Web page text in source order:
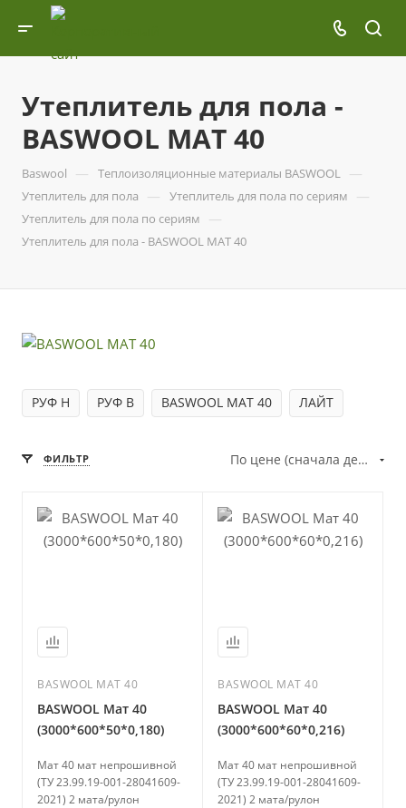
Утеплитель для пола -
BASWOOL МАТ 40
Baswool — Теплоизоляционные материалы BASWOOL —
Утеплитель для пола — Утеплитель для пола по сериям —
Утеплитель для пола по сериям —
Утеплитель для пола - BASWOOL МАТ 40
РУФ Н РУФ В BASWOOL МАТ 40 ЛАЙТ
ФИЛЬТР По цене (сначала дешёвые)
BASWOOL МАТ 40
BASWOOL Мат 40
(3000*600*50*0,180)
Мат 40 мат непрошивной
(ТУ 23.99.19-001-28041609-
2021) 2 мата/рулон
BASWOOL МАТ 40
BASWOOL Мат 40
(3000*600*60*0,216)
Мат 40 мат непрошивной
(ТУ 23.99.19-001-28041609-
2021) 2 мата/рулон